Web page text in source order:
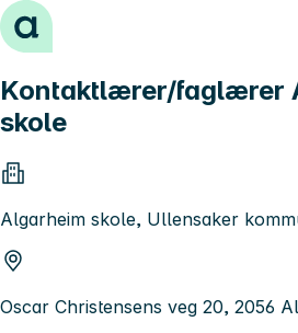
Hopp til innhold
Kontaktlærer/faglærer
skole
Algarheim skole, Ullensaker
Oscar Christensens veg 20, 2056